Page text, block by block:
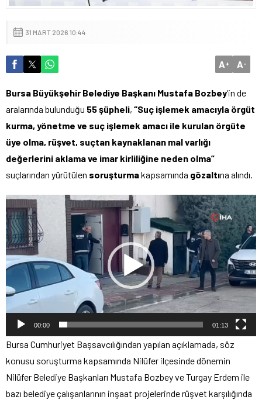
31 MART 2026 10:44
A+ A-
Bursa Büyükşehir Belediye Başkanı Mustafa Bozbey‘in de
aralarında bulunduğu 55 şüpheli, “Suç işlemek amacıyla örgüt
kurma, yönetme ve suç işlemek amacı ile kurulan örgüte
üye olma, rüşvet, suçtan kaynaklanan mal varlığı
değerlerini aklama ve imar kirliliğine neden olma”
suçlarından yürütülen soruşturmakapsamında gözaltına alındı.
Video
oynatıcı
00:00 01:13
Bursa Cumhuriyet Başsavcılığından yapılan açıklamada, söz
konusu soruşturma kapsamında Nilüfer ilçesinde dönemin
Nilüfer Belediye Başkanları Mustafa Bozbey ve Turgay Erdem ile
bazı belediye çalışanlarının inşaat projelerinde rüşvet karşılığında